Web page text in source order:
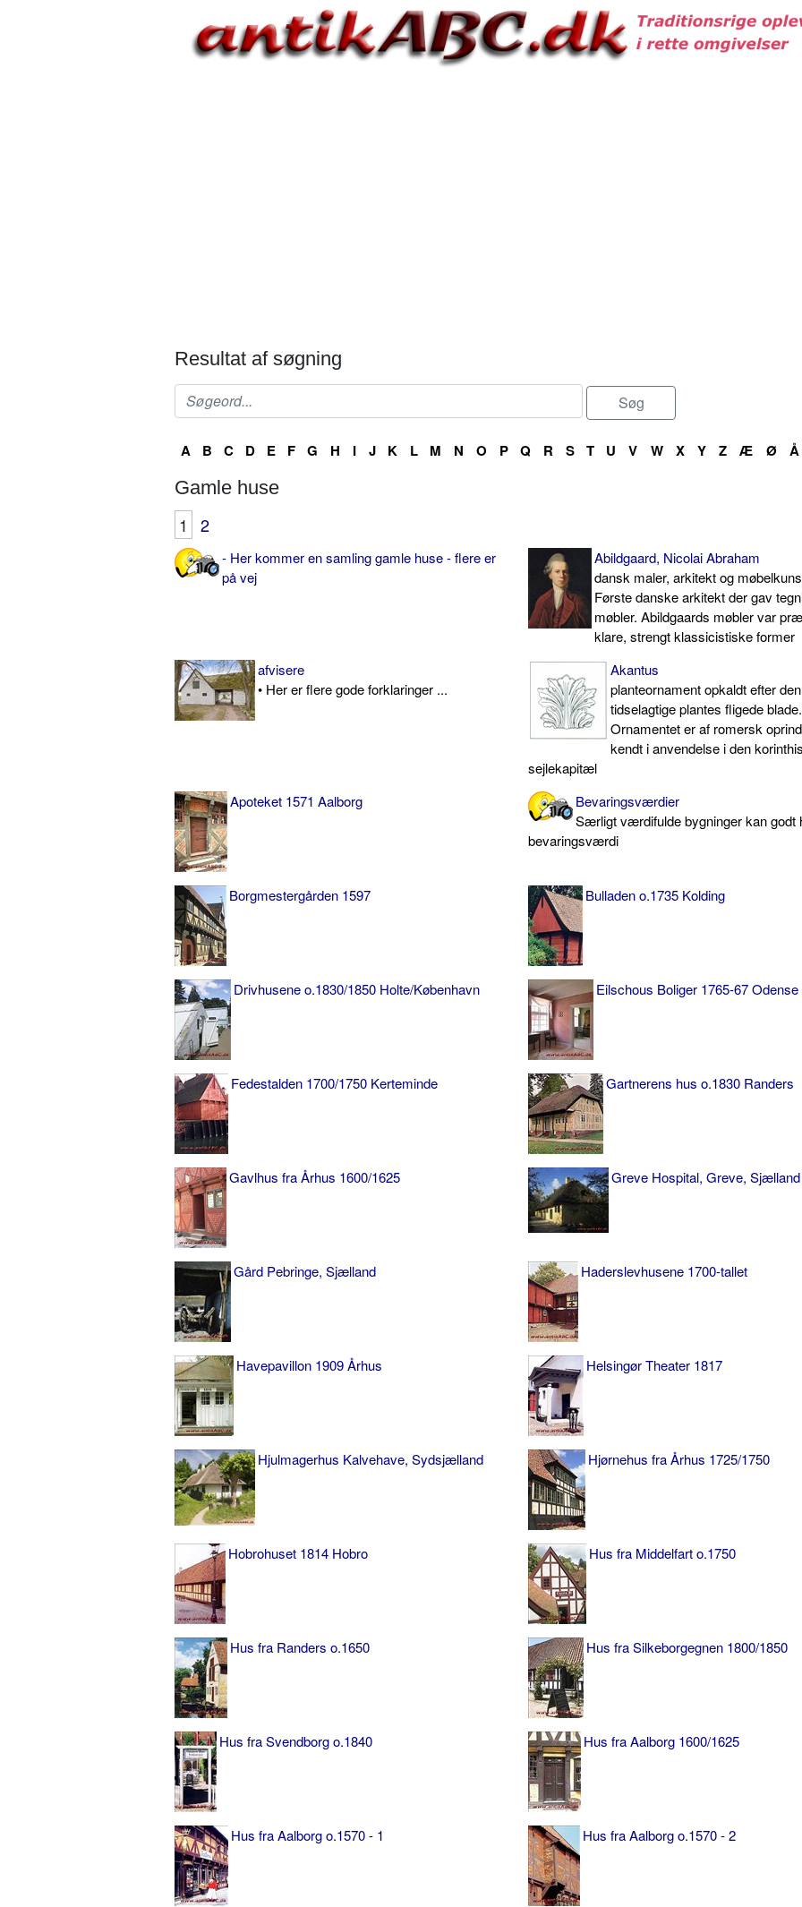
Resultat af søgning
A B C D E F G H I J K L M N O P Q R S T U V W X Y Z Æ Ø Å
Gamle huse
1 2
- Her kommer en samling gamle huse - flere er
på vej
Abildgaard, Nicolai Abraham
dansk maler, arkitekt og
Første danske arkitekt der gav
møbler. Abildgaards møbler var
klare, strengt klassicistiske former
afvisere
• Her er flere gode forklaringer ...
Akantus
planteornament opkaldt efter den
tidselagtige plantes fligede blade.
Ornamentet er af romersk
kendt i anvendelse i den
sejlekapitæl
Apoteket 1571 Aalborg
Bevaringsværdier
Særligt værdifulde bygninger kan godt
bevaringsværdi
Borgmestergården 1597 Bulladen o.1735 Kolding
Drivhusene o.1830/1850 Holte/København Eilschous Boliger 1765-67 Odense
Fedestalden 1700/1750 Kerteminde Gartnerens hus o.1830 Randers
Gavlhus fra Århus 1600/1625 Greve Hospital, Greve, Sjælland
Gård Pebringe, Sjælland Haderslevhusene 1700-tallet
Havepavillon 1909 Århus Helsingør Theater 1817
Hjulmagerhus Kalvehave, Sydsjælland Hjørnehus fra Århus 1725/1750
Hobrohuset 1814 Hobro Hus fra Middelfart o.1750
Hus fra Randers o.1650 Hus fra Silkeborgegnen 1800/1850
Hus fra Svendborg o.1840 Hus fra Aalborg 1600/1625
Hus fra Aalborg o.1570 - 1 Hus fra Aalborg o.1570 - 2